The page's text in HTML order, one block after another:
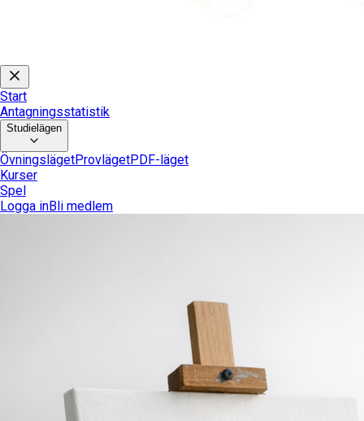
Start
Antagningsstatistik
Studielägen
ÖvningslägetProvlägetPDF-läget
Kurser
Spel
Logga inBli medlem